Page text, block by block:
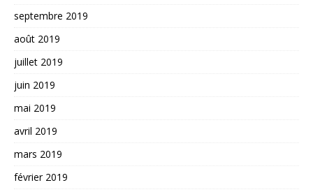
septembre 2019
août 2019
juillet 2019
juin 2019
mai 2019
avril 2019
mars 2019
février 2019